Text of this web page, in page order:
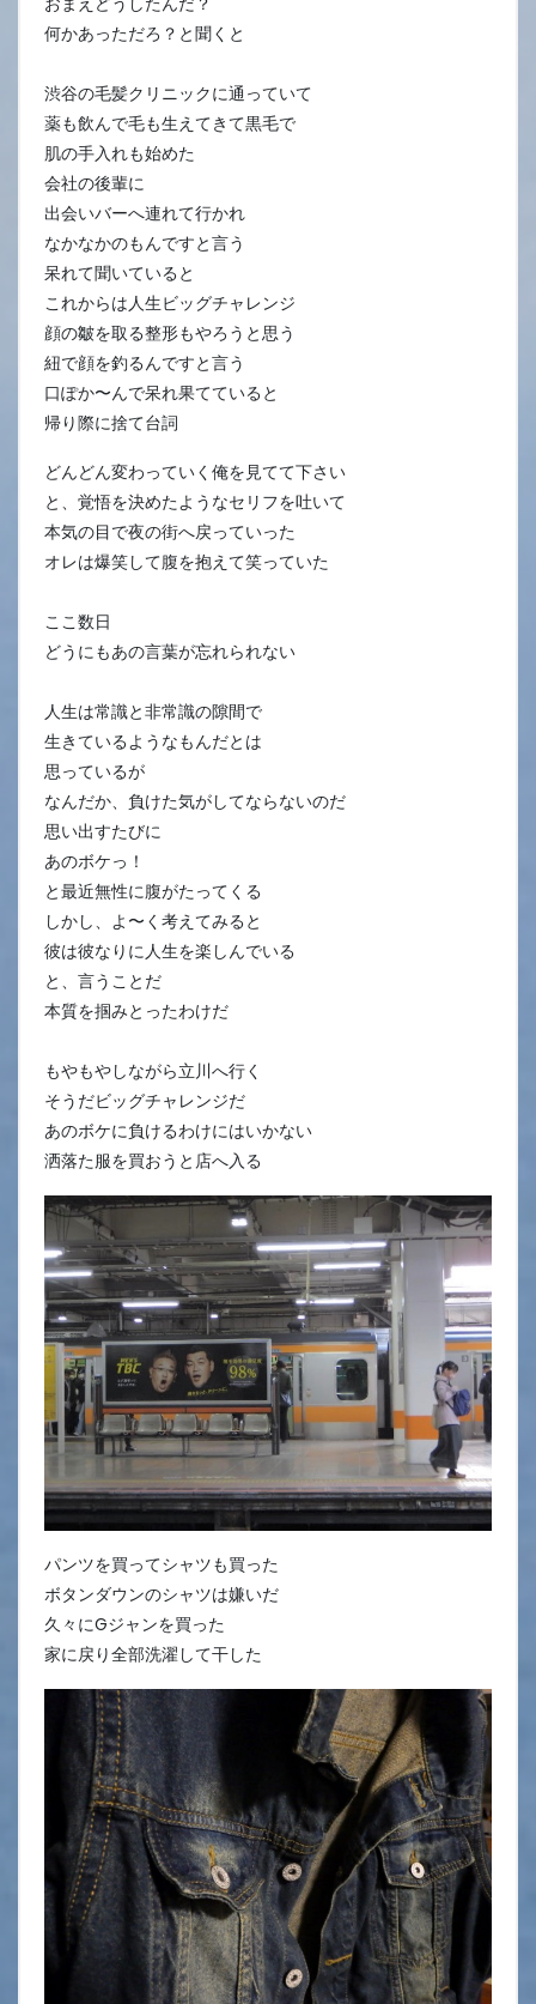
何かあっただろ？と聞くと
渋谷の毛髪クリニックに通っていて
薬も飲んで毛も生えてきて黒毛で
肌の手入れも始めた
会社の後輩に
出会いバーへ連れて行かれ
なかなかのもんですと言う
呆れて聞いていると
これからは人生ビッグチャレンジ
顔の皺を取る整形もやろうと思う
紐で顔を釣るんですと言う
口ぽか〜んで呆れ果てていると
帰り際に捨て台詞
どんどん変わっていく俺を見てて下さい
と、覚悟を決めたようなセリフを吐いて
本気の目で夜の街へ戻っていった
オレは爆笑して腹を抱えて笑っていた
ここ数日
どうにもあの言葉が忘れられない
人生は常識と非常識の隙間で
生きているようなもんだとは
思っているが
なんだか、負けた気がしてならないのだ
思い出すたびに
あのボケっ！
と最近無性に腹がたってくる
しかし、よ〜く考えてみると
彼は彼なりに人生を楽しんでいる
と、言うことだ
本質を掴みとったわけだ
もやもやしながら立川へ行く
そうだビッグチャレンジだ
あのボケに負けるわけにはいかない
洒落た服を買おうと店へ入る
パンツを買ってシャツも買った
ボタンダウンのシャツは嫌いだ
久々にGジャンを買った
家に戻り全部洗濯して干した